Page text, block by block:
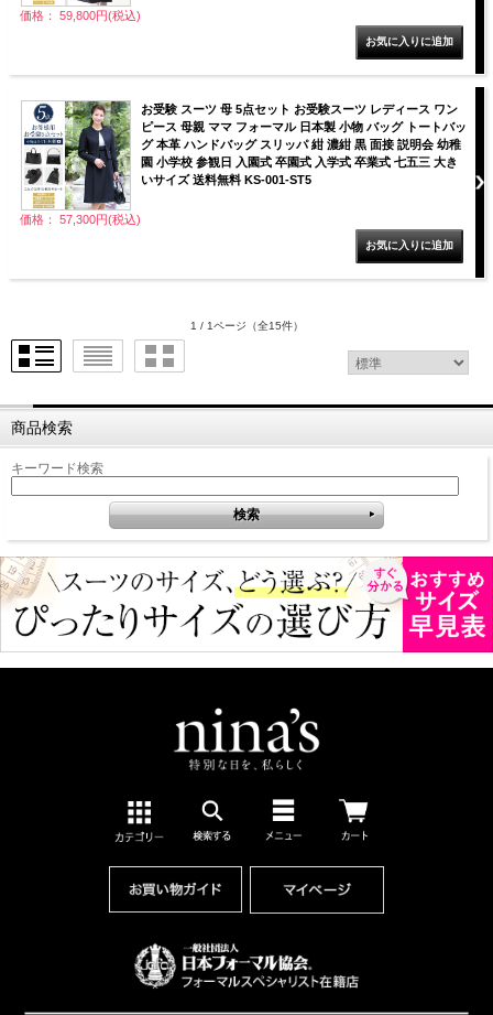
価格： 59,800円(税込)
お受験 スーツ 母 5点セット お受験スーツ レディース ワン
ピース 母親 ママ フォーマル 日本製 小物 バッグ トートバッ
グ 本革 ハンドバッグ スリッパ 紺 濃紺 黒 面接 説明会 幼稚
園 小学校 参観日 入園式 卒園式 入学式 卒業式 七五三 大き
いサイズ 送料無料 KS-001-ST5
価格： 57,300円(税込)
1 / 1ページ （全15件）
商品検索
キーワード検索